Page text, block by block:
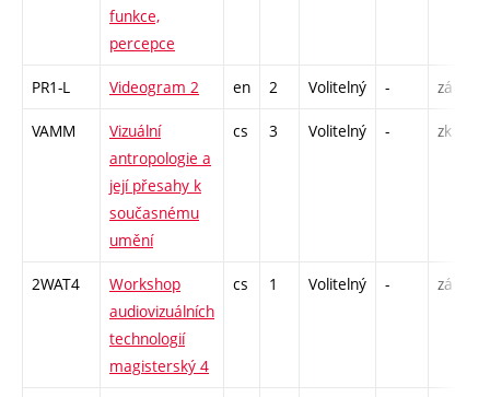
funkce,
percepce
PR1-L Videogram 2 en 2 Volitelný - zá
VAMM
Vizuální
antropologie a
její přesahy k
současnému
umění
cs 3 Volitelný - zk
2WAT4
Workshop
audiovizuálních
technologií
magisterský 4
cs 1 Volitelný - zá